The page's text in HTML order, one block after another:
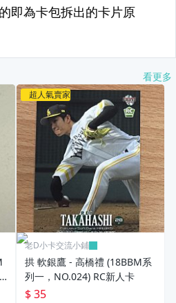
看更多
超人氣賣家
老D小卡交流小鋪
拱 軟銀鷹 - 高橋禮 (18BBM系
列一，NO.024) RC新人卡
$ 35